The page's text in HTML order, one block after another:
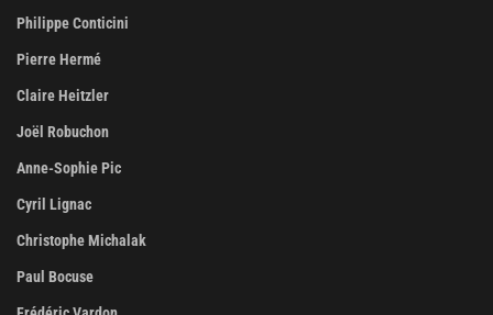
Philippe Conticini
Pierre Hermé
Claire Heitzler
Joël Robuchon
Anne-Sophie Pic
Cyril Lignac
Christophe Michalak
Paul Bocuse